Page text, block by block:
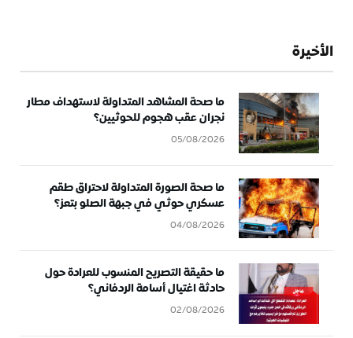
الأخيرة
ما صحة المشاهد المتداولة لاستهداف مطار
نجران عقب هجوم للحوثيين؟
05/08/2026
ما صحة الصورة المتداولة لاحتراق طقم
عسكري حوثي في جبهة الصلو بتعز؟
04/08/2026
ما حقيقة التصريح المنسوب للعرادة حول
حادثة اغتيال أسامة الردفاني؟
02/08/2026